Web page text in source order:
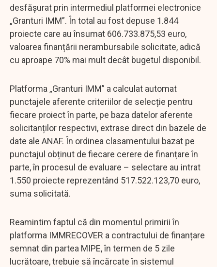
desfășurat prin intermediul platformei electronice
„Granturi IMM”. În total au fost depuse 1.844
proiecte care au însumat 606.733.875,53 euro,
valoarea finanțării nerambursabile solicitate, adică
cu aproape 70% mai mult decât bugetul disponibil.
Platforma „Granturi IMM” a calculat automat
punctajele aferente criteriilor de selecție pentru
fiecare proiect în parte, pe baza datelor aferente
solicitanților respectivi, extrase direct din bazele de
date ale ANAF. În ordinea clasamentului bazat pe
punctajul obținut de fiecare cerere de finanțare în
parte, în procesul de evaluare – selectare au intrat
1.550 proiecte reprezentând 517.522.123,70 euro,
suma solicitată.
Reamintim faptul că din momentul primirii în
platforma IMMRECOVER a contractului de finanțare
semnat din partea MIPE, în termen de 5 zile
lucrătoare, trebuie să încărcate în sistemul